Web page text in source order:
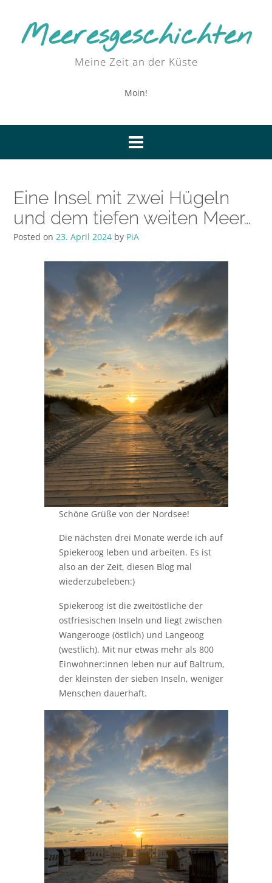
contentMeeresgeschichten
Meine Zeit an der Küste
Moin!
Eine Insel mit zwei Hügeln
und dem tiefen weiten Meer…
Posted on 23. April 2024 by PiA
Schöne Grüße von der Nordsee!
Die nächsten drei Monate werde ich auf
Spiekeroog leben und arbeiten. Es ist
also an der Zeit, diesen Blog mal
wiederzubeleben:)
Spiekeroog ist die zweitöstliche der
ostfriesischen Inseln und liegt zwischen
Wangerooge (östlich) und Langeoog
(westlich). Mit nur etwas mehr als 800
Einwohner:innen leben nur auf Baltrum,
der kleinsten der sieben Inseln, weniger
Menschen dauerhaft.